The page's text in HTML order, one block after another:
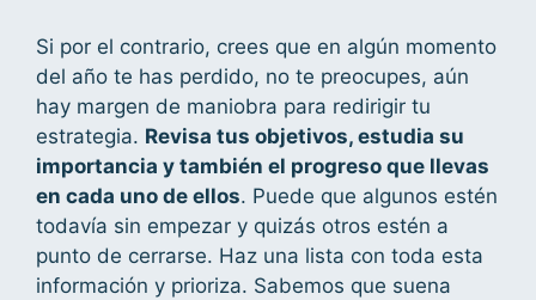
Si por el contrario, crees que en algún momento
del año te has perdido, no te preocupes, aún
hay margen de maniobra para redirigir tu
estrategia. Revisa tus objetivos, estudia su
importancia y también el progreso que llevas
en cada uno de ellos. Puede que algunos estén
todavía sin empezar y quizás otros estén a
punto de cerrarse. Haz una lista con toda esta
información y prioriza. Sabemos que suena